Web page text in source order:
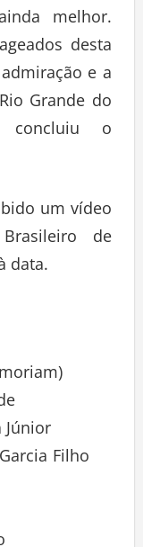
melhor.
desta
e a
Grande do
concluiu o
um vídeo
de
data.
Júnior
Filho